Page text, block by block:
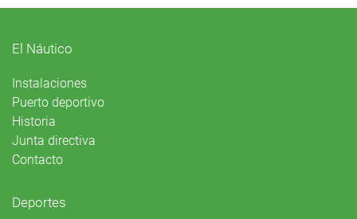
El Náutico
Instalaciones
Puerto deportivo
Historia
Junta directiva
Contacto
Deportes